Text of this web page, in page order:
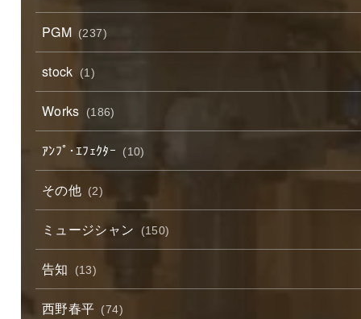
PGM (237)
stock (1)
Works (186)
ｱﾝﾌﾟ･ｴﾌｪｸﾀｰ (10)
その他 (2)
ミュージシャン (150)
告知 (13)
西野春平 (74)